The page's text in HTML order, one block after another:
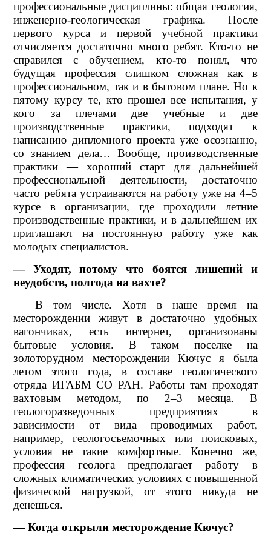
профессиональные дисциплины: общая геология,
инженерно-геологическая графика. После
первого курса и первой учебной практики
отчисляется достаточно много ребят. Кто-то не
справился с обучением, кто-то понял, что
будущая профессия слишком сложная как в
профессиональном, так и в бытовом плане. Но к
пятому курсу те, кто прошел все испытания, у
кого за плечами две учебные и две
производственные практики, подходят к
написанию дипломного проекта уже осознанно,
со знанием дела… Вообще, производственные
практики — хороший старт для дальнейшей
профессиональной деятельности, достаточно
часто ребята устраиваются на работу уже на 4–5
курсе в организации, где проходили летние
производственные практики, и в дальнейшем их
приглашают на постоянную работу уже как
молодых специалистов.
— Уходят, потому что боятся лишений и
неудобств, полгода на вахте?
— В том числе. Хотя в наше время на
месторождении живут в достаточно удобных
вагончиках, есть интернет, организованы
бытовые условия. В таком поселке на
золоторудном месторождении Кючус я была
летом этого года, в составе геологического
отряда ИГАБМ СО РАН. Работы там проходят
вахтовым методом, по 2–3 месяца. В
геологоразведочных предприятиях в
зависимости от вида проводимых работ,
например, геологосъемочных или поисковых,
условия не такие комфортные. Конечно же,
профессия геолога предполагает работу в
сложных климатических условиях с повышенной
физической нагрузкой, от этого никуда не
денешься.
— Когда открыли месторождение Кючус?